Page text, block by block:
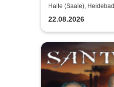
Original!
Halle (Saale), Heidebad
22.08.2026